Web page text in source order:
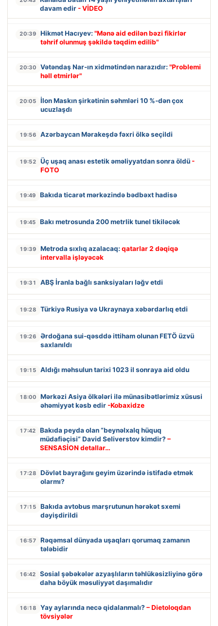
davam edir - VİDEO
20:39 Hikmət Hacıyev: "Mənə aid edilən bəzi fikirlər
təhrif olunmuş şəkildə təqdim edilib"
20:30 Vətəndaş Nar-ın xidmətindən narazıdır: "Problemi
həll etmirlər"
20:05
İlon Maskın şirkətinin səhmləri 10 %-dən çox
ucuzlaşdı
19:56 Azərbaycan Mərakeşdə fəxri ölkə seçildi
19:52 Üç uşaq anası estetik əməliyyatdan sonra öldü -
FOTO
19:49 Bakıda ticarət mərkəzində bədbəxt hadisə
19:45 Bakı metrosunda 200 metrlik tunel tikiləcək
19:39 Metroda sıxlıq azalacaq: qatarlar 2 dəqiqə
intervalla işləyəcək
19:31 ABŞ İranla bağlı sanksiyaları ləğv etdi
19:28 Türkiyə Rusiya və Ukraynaya xəbərdarlıq etdi
19:26
Ərdoğana sui-qəsddə ittiham olunan FETÖ üzvü
saxlanıldı
19:15 Aldığı məhsulun tarixi 1023 il sonraya aid oldu
18:00
Mərkəzi Asiya ölkələri ilə münasibətlərimiz xüsusi
əhəmiyyət kəsb edir -Kobaxidze
17:42
Bakıda peyda olan “beynəlxalq hüquq
müdafiəçisi” David Seliverstov kimdir? –
SENSASİON detallar…
17:28
Dövlət bayrağını geyim üzərində istifadə etmək
olarmı?
17:15
Bakıda avtobus marşrutunun hərəkət sxemi
dəyişdirildi
16:57
Rəqəmsal dünyada uşaqları qorumaq zamanın
tələbidir
16:42
Sosial şəbəkələr azyaşlıların təhlükəsizliyinə görə
daha böyük məsuliyyət daşımalıdır
16:18 Yay aylarında necə qidalanmalı? – Dietoloqdan
tövsiyələr